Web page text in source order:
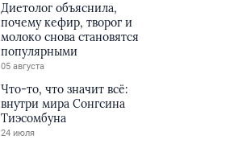
Диетолог объяснила,
почему кефир, творог и
молоко снова становятся
популярными
05 августа
Что-то, что значит всё:
внутри мира Сонгсина
Тиэсомбуна
24 июля